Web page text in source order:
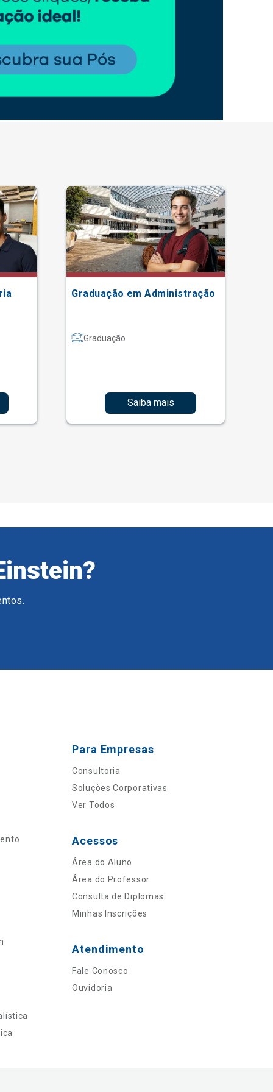
Graduação em Administração
Graduação
Saiba mais
Para Empresas
Consultoria
Soluções Corporativas
Ver Todos
Acessos
Área do Aluno
Área do Professor
Consulta de Diplomas
Minhas Inscrições
Atendimento
Fale Conosco
Ouvidoria